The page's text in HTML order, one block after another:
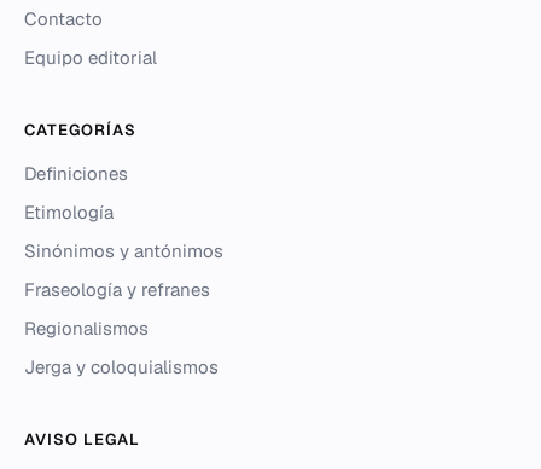
Contacto
Equipo editorial
CATEGORÍAS
Definiciones
Etimología
Sinónimos y antónimos
Fraseología y refranes
Regionalismos
Jerga y coloquialismos
AVISO LEGAL